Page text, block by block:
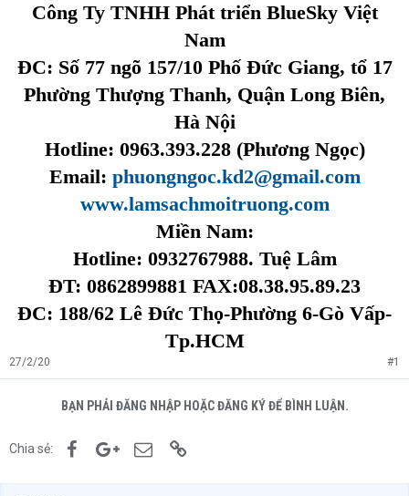
Công Ty TNHH Phát triển BlueSky Việt
Nam
ĐC: Số 77 ngõ 157/10 Phố Đức Giang, tổ 17
Phường Thượng Thanh, Quận Long Biên,
Hà Nội
Hotline: 0963.393.228 (Phương Ngọc)
Email: phuongngoc.kd2@gmail.com
www.lamsachmoitruong.com
Miền Nam:
Hotline: 0932767988. Tuệ Lâm
ĐT: 0862899881 FAX:08.38.95.89.23
ĐC: 188/62 Lê Đức Thọ-Phường 6-Gò Vấp-
Tp.HCM
27/2/20 #1
BẠN PHẢI ĐĂNG NHẬP HOẶC ĐĂNG KÝ ĐỂ BÌNH LUẬN.
Chia sẻ: FacebookGoogle+Email